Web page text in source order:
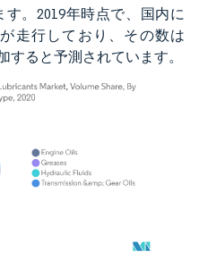
。2019年時点で、国内に
走行しており、その数は
すると予測されています。